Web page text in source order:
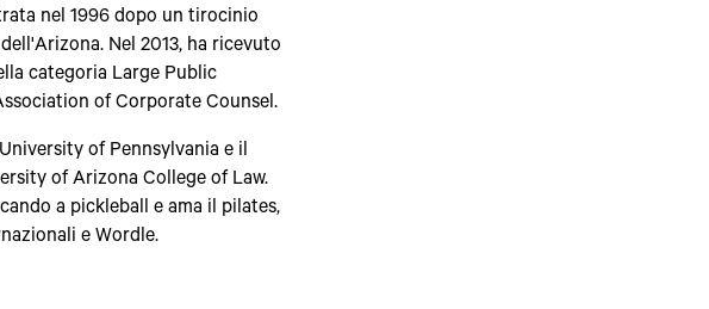
nel 1996 dopo un tirocinio
Nel 2013, ha ricevuto
categoria Large Public
of Corporate Counsel.
of Pennsylvania e il
of Arizona College of Law.
a pickleball e ama il pilates,
e Wordle.